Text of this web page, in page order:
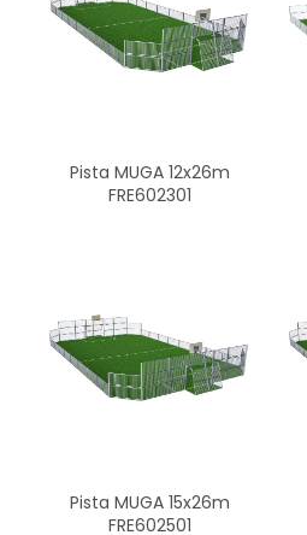
Pista MUGA 12x26m
FRE602301
Pista MUGA 15x26m
FRE602501